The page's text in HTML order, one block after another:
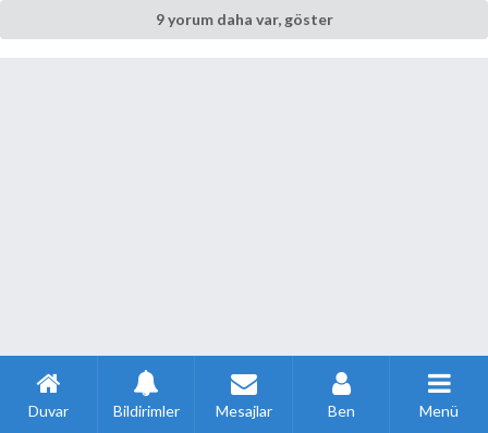
9 yorum daha var, göster
Duvar Bildirimler Mesajlar Ben Menü